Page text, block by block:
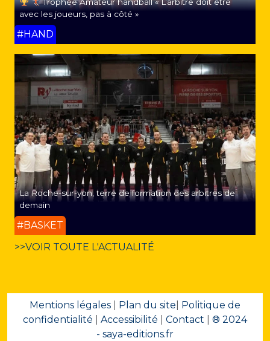
Trophée Amateur handball « L’arbitre doit être
avec les joueurs, pas à côté »
#HAND
La Roche-sur-yon, terre de formation des arbitres de
demain
#BASKET
>>VOIR TOUTE L'ACTUALITÉ
Mentions légales Plan du site
Politique de
confidentialité
Accessibilité Contact
® 2024
- saya-editions.fr